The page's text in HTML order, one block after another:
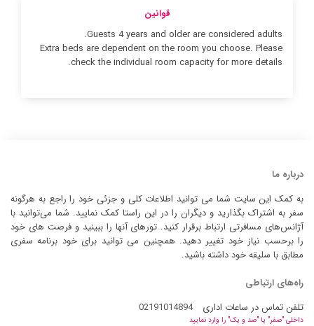
قوانین
Guests 4 years and older are considered adults.
Extra beds are dependent on the room you choose. Please
check the individual room capacity for more details.
درباره ما
به کمک این سایت شما می توانید اطلاعات کلی و جزئی خود را راجع به هرگونه
سفر به اشتراک بگذارید و دیگران را در این راستا کمک نمایید. شما می‌توانید با
آژانس‌های مسافرتی ارتباط برقرار کنید. تورهای آنها را ببینید و فرصت های خود
را برحسب نیاز خود تغییر دهید. همچنین می توانید برای خود برنامه سفری
مطابق با سلیقه خود داشته باشید.
راه‌های ارتباطی
تلفن تماس در ساعات اداری
02191014894
داخلی "صفر" یا "صد و یک" را وارد نمایید